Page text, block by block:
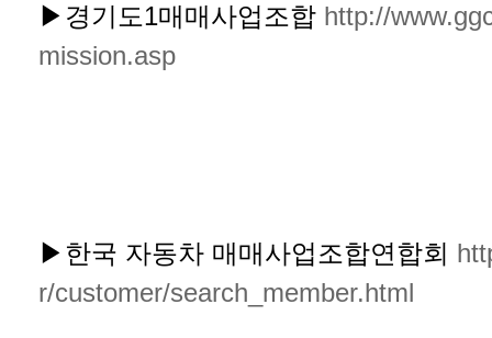
▶경기도1매매사업조합 http://
mission.asp
▶한국 자동차 매매사업조합연합회
r/customer/search_member.html